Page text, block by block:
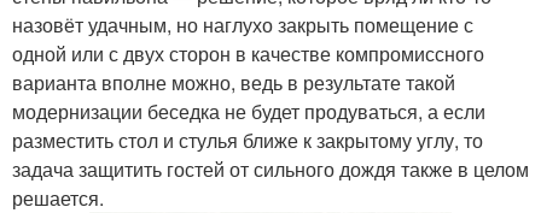
назовёт удачным, но наглухо закрыть помещение с
одной или с двух сторон в качестве компромиссного
варианта вполне можно, ведь в результате такой
модернизации беседка не будет продуваться, а если
разместить стол и стулья ближе к закрытому углу, то
задача защитить гостей от сильного дождя также в целом
решается.